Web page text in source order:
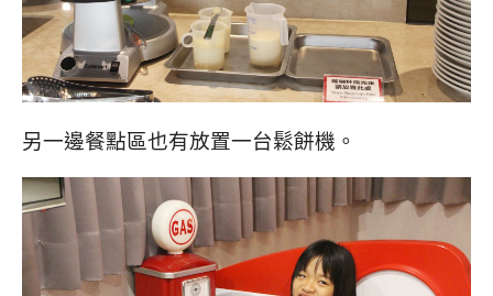
另一邊餐點區也有放置一台鬆餅機。